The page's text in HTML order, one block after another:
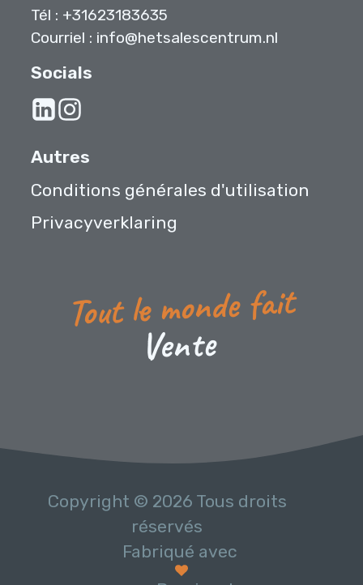
Tél : +31623183635‬
Courriel : info@hetsalescentrum.nl
Socials
Autres
Conditions générales d'utilisation
Privacyverklaring
Tout le monde fait
Vente
Copyright © 2026 Tous droits
réservés
Fabriqué avec